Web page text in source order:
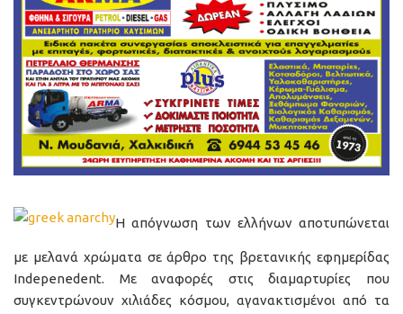
Η απόγνωση των ελλήνων αποτυπώνεται
με μελανά χρώματα σε άρθρο της βρετανικής εφημερίδας
Indepenedent. Με αναφορές στις διαμαρτυρίες που
συγκεντρώνουν χιλιάδες κόσμου, αγανακτισμένοι από τα